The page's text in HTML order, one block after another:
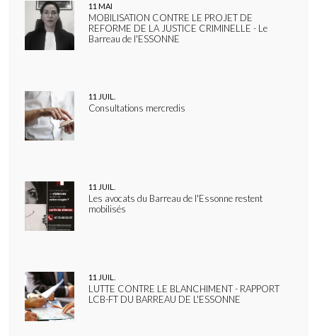
MOBILISATION CONTRE LE PROJET DE
REFORME DE LA JUSTICE CRIMINELLE - Le
Barreau de l'ESSONNE
11 MAI
Consultations mercredis
11 JUIL.
Les avocats du Barreau de l'Essonne restent
mobilisés
11 JUIL.
LUTTE CONTRE LE BLANCHIMENT - RAPPORT
LCB-FT DU BARREAU DE L'ESSONNE
11 JUIL.